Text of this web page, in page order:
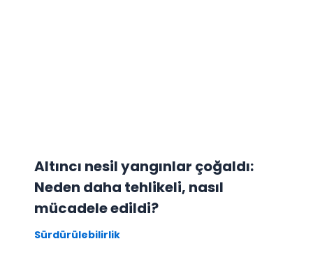
Altıncı nesil yangınlar çoğaldı:
Neden daha tehlikeli, nasıl
mücadele edildi?
Sürdürülebilirlik